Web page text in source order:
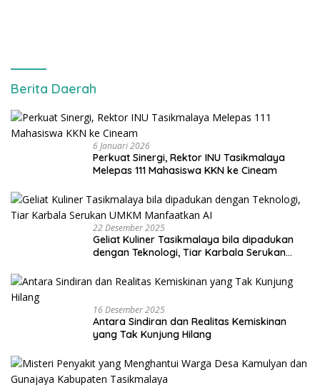
Berita Daerah
6 Januari 2026
Perkuat Sinergi, Rektor INU Tasikmalaya
Melepas 111 Mahasiswa KKN ke Cineam
22 Desember 2025
Geliat Kuliner Tasikmalaya bila dipadukan
dengan Teknologi, Tiar Karbala Serukan
16 Desember 2025
Antara Sindiran dan Realitas Kemiskinan
yang Tak Kunjung Hilang